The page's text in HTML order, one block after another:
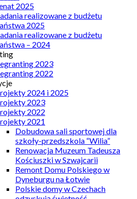
2025
realizowane z budżetu
2025
realizowane z budżetu
– 2024
2023
2022
2024 i 2025
2023
2022
2021
Dobudowa sali sportowej dla
szkoły-przedszkola “Wilia”
Renowacja Muzeum Tadeusza
Kościuszki w Szwajcarii
Remont Domu Polskiego w
Dyneburgu na Łotwie
Polskie domy w Czechach